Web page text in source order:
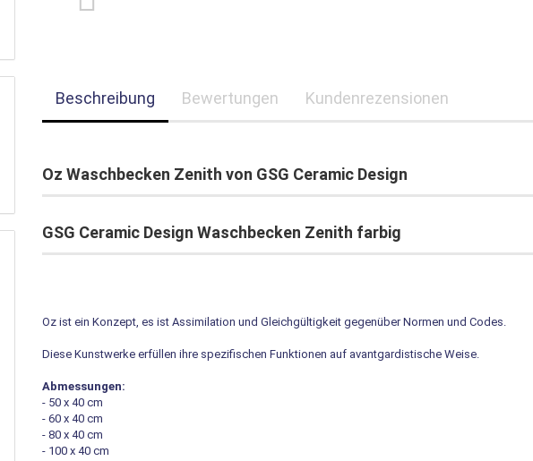
Beschreibung Bewertungen Kundenrezensionen
Oz Waschbecken Zenith von GSG Ceramic Design
GSG Ceramic Design Waschbecken Zenith farbig
Oz ist ein Konzept, es ist Assimilation und Gleichgültigkeit gegenüber Normen und Codes.
Diese Kunstwerke erfüllen ihre spezifischen Funktionen auf avantgardistische Weise.
Abmessungen:
- 50 x 40 cm
- 60 x 40 cm
- 80 x 40 cm
- 100 x 40 cm